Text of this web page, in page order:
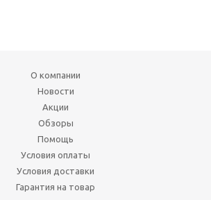
О компании
Новости
Акции
Обзоры
Помощь
Условия оплаты
Условия доставки
Гарантия на товар